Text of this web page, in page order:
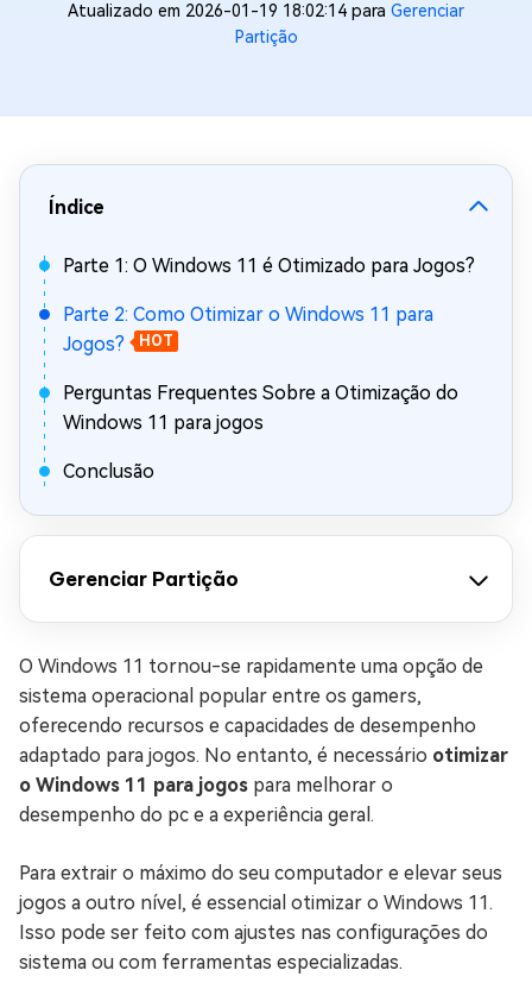
Atualizado em 2026-01-19 18:02:14 para Gerenciar
Partição
Índice
Parte 1: O Windows 11 é Otimizado para Jogos?
Parte 2: Como Otimizar o Windows 11 para
Jogos?
HOT
Perguntas Frequentes Sobre a Otimização do
Windows 11 para jogos
Conclusão
Gerenciar Partição
O Windows 11 tornou-se rapidamente uma opção de
sistema operacional popular entre os gamers,
oferecendo recursos e capacidades de desempenho
adaptado para jogos. No entanto, é necessário otimizar
o Windows 11 para jogos para melhorar o
desempenho do pc e a experiência geral.
Para extrair o máximo do seu computador e elevar seus
jogos a outro nível, é essencial otimizar o Windows 11.
Isso pode ser feito com ajustes nas configurações do
sistema ou com ferramentas especializadas.